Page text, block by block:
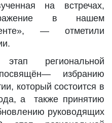
на встречах,
в нашем
— отметили
региональной
избранию
который состоится в
а также принятию
руководящих